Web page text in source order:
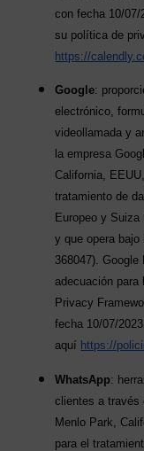
con fecha 10/
su política de
https://
Google:
electrónico,
videollamada y
la empresa
California,
tratamiento de
Europeo y
y que opera
368047).
adecuación para
Privacy
fecha 10/07/
aquí https://
WhatsApp:
clientes a través
Menlo Park,
para el